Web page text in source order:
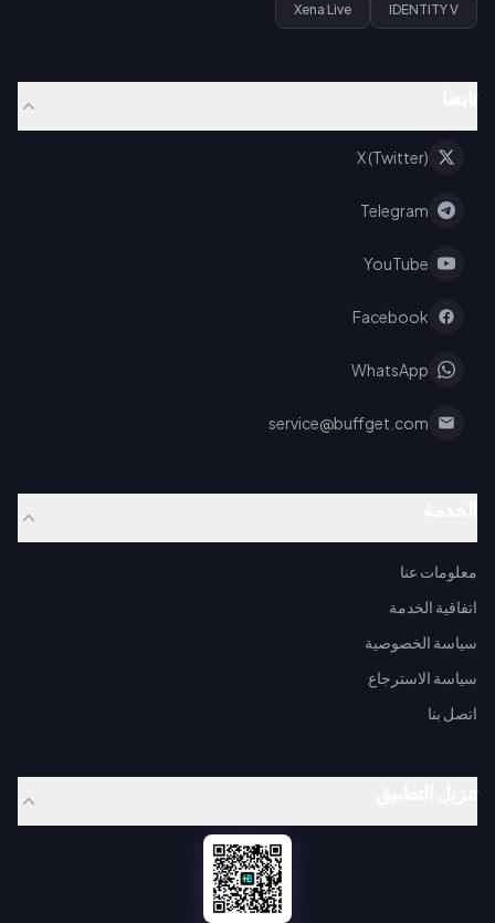
IDENTITY V
Xena Live
X (Twitter)
Telegram
YouTube
Facebook
WhatsApp
service@buffget.com
معلومات عنا
اتفاقية الخدمة
سياسة الخصوصية
سياسة الاسترجاع
اتصل بنا